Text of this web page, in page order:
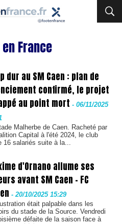
France
dur au SM Caen : plan de
confirmé, le projet
au point mort - 06/11/2025
Malherbe de Caen. Racheté par
Capital à l'été 2024, le club
16 salariés suite à la...
d'Ornano allume ses
avant SM Caen - FC
- 20/10/2025 15:29
était palpable dans les
du stade de la Source. Vendredi
défaite de la saison face à